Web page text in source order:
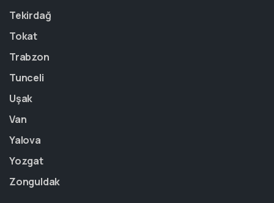
Tekirdağ
Tokat
Trabzon
Tunceli
Uşak
Van
Yalova
Yozgat
Zonguldak